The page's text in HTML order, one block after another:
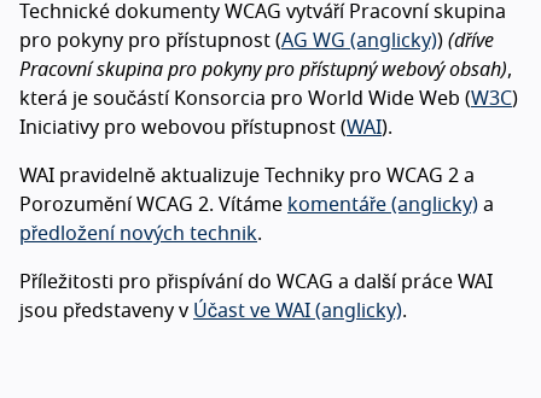
Technické dokumenty WCAG vytváří Pracovní skupina
pro pokyny pro přístupnost (AG WG (anglicky)) (dříve
Pracovní skupina pro pokyny pro přístupný webový obsah),
která je součástí Konsorcia pro World Wide Web (W3C)
Iniciativy pro webovou přístupnost (WAI).
WAI pravidelně aktualizuje Techniky pro WCAG 2 a
Porozumění WCAG 2. Vítáme komentáře (anglicky) a
předložení nových technik.
Příležitosti pro přispívání do WCAG a další práce WAI
jsou představeny v Účast ve WAI (anglicky).